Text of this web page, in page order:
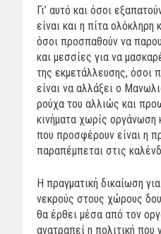
Γι’ αυτό και όσοι
είναι και η πίτα
όσοι προσπαθούν να
και μεσσίες για να
της εκμετάλλευσης, όσοι
είναι να αλλάξει ο
ρούχα του αλλιώς και
κινήματα χωρίς οργάνωση
που προσφέρουν είναι η
παραπέμπεται στις
Η πραγματική δικαίωση
νεκρούς στους χώρους
θα έρθει μέσα από τον
ανατραπεί η πολιτική που